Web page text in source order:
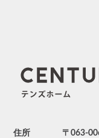
住所
〒063-